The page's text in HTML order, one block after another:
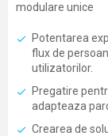
modulare unice
Potentarea
flux de
utilizatorilor.
Pregatire
adapteaza
Crearea de